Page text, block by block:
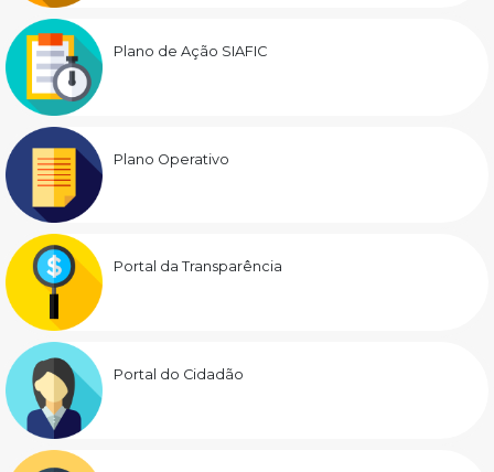
Plano de Ação SIAFIC
Plano Operativo
Portal da Transparência
Portal do Cidadão